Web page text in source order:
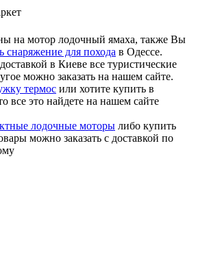
на мотор лодочный ямаха, также Вы
снаряжение для похода в Одессе.
в Киеве все туристические
можно заказать на нашем сайте.
термос или хотите купить в
все это найдете на нашем сайте
лодочные моторы либо купить
можно заказать с доставкой по